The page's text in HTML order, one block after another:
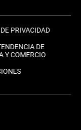
PRIVACIDAD
DE
Y COMERCIO